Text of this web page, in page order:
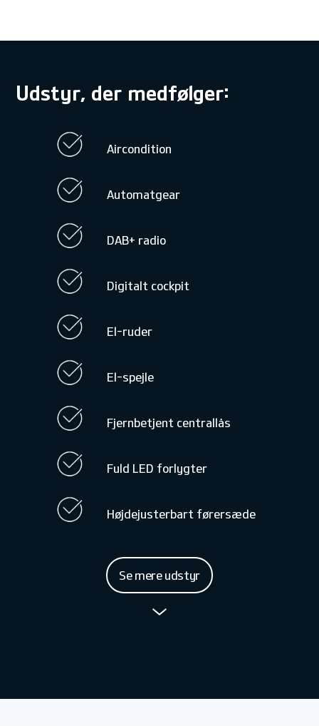
Udstyr, der medfølger:
Aircondition
Automatgear
DAB+ radio
Digitalt cockpit
El-ruder
El-spejle
Fjernbetjent centrallås
Fuld LED forlygter
Højdejusterbart førersæde
Se mere udstyr